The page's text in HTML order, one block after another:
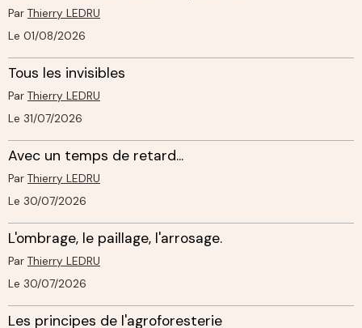
Par Thierry LEDRU
Le 01/08/2026
Tous les invisibles
Par Thierry LEDRU
Le 31/07/2026
Avec un temps de retard...
Par Thierry LEDRU
Le 30/07/2026
L'ombrage, le paillage, l'arrosage.
Par Thierry LEDRU
Le 30/07/2026
Les principes de l'agroforesterie